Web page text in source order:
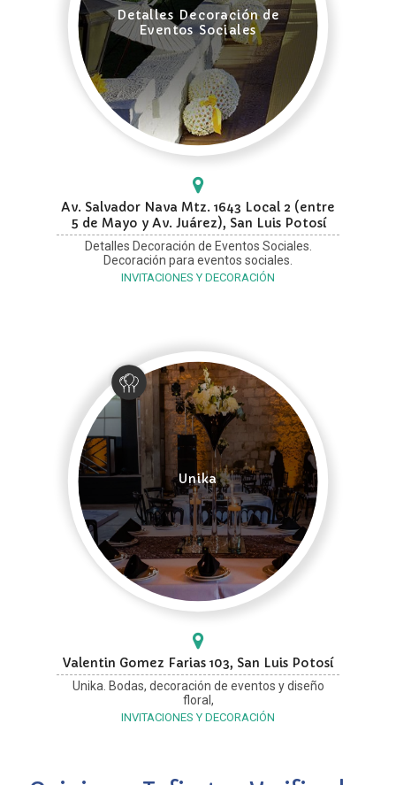
Detalles Decoración de
Eventos Sociales
Av. Salvador Nava Mtz. 1643 Local 2 (entre
5 de Mayo y Av. Juárez), San Luis Potosí
Detalles Decoración de Eventos Sociales.
Decoración para eventos sociales.
INVITACIONES Y DECORACIÓN
Unika
Valentin Gomez Farias 103, San Luis Potosí
Unika. Bodas, decoración de eventos y diseño
floral,
INVITACIONES Y DECORACIÓN